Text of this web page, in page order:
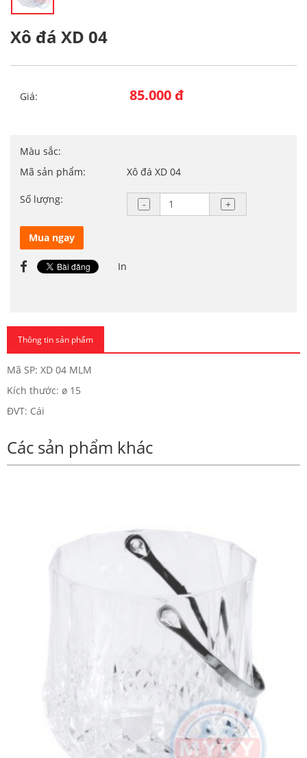
Xô đá XD 04
Giá: 85.000 đ
Màu sắc:
Mã sản phẩm:
Xô đá XD 04
Số lượng:
Mua ngay
In
Thông tin sản phẩm
Mã SP: XD 04 MLM
Kích thước: ø 15
ĐVT: Cái
Các sản phẩm khác